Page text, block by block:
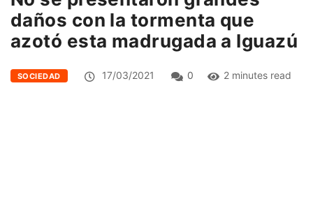
daños con la tormenta que
azotó esta madrugada a Iguazú
SOCIEDAD 17/03/2021 0 2 minutes read